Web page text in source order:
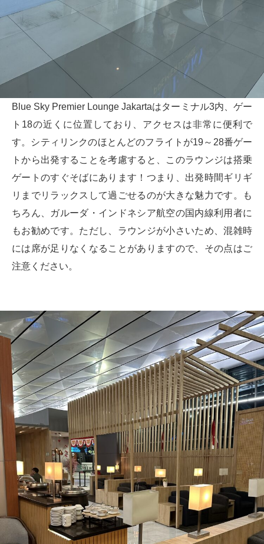
Blue Sky Premier Lounge Jakartaはターミナル3内、ゲー
ト18の近くに位置しており、アクセスは非常に便利で
す。シティリンクのほとんどのフライトが19～28番ゲー
トから出発することを考慮すると、このラウンジは搭乗
ゲートのすぐそばにあります！つまり、出発時間ギリギ
リまでリラックスして過ごせるのが大きな魅力です。も
ちろん、ガルーダ・インドネシア航空の国内線利用者に
もお勧めです。ただし、ラウンジが小さいため、混雑時
には席が足りなくなることがありますので、その点はご
注意ください。